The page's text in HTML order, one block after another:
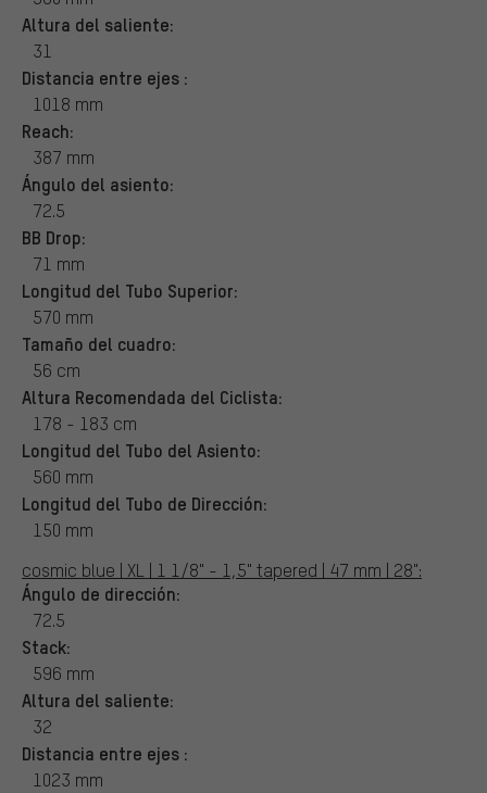
Altura del saliente:
31
Distancia entre ejes :
1018 mm
Reach:
387 mm
Ángulo del asiento:
72.5
BB Drop:
71 mm
Longitud del Tubo Superior:
570 mm
Tamaño del cuadro:
56 cm
Altura Recomendada del Ciclista:
178 - 183 cm
Longitud del Tubo del Asiento:
560 mm
Longitud del Tubo de Dirección:
150 mm
cosmic blue | XL | 1 1/8" - 1,5" tapered | 47 mm | 28":
Ángulo de dirección:
72.5
Stack:
596 mm
Altura del saliente:
32
Distancia entre ejes :
1023 mm